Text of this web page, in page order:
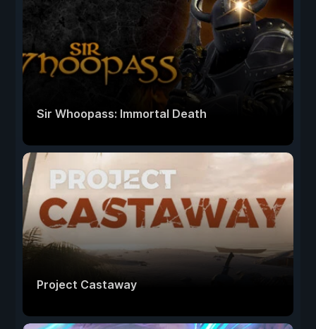
Sir Whoopass: Immortal Death
Project Castaway